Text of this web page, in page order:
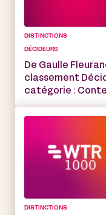
DISTINCTIONS
DÉCIDEURS
De Gaulle
classement
catégorie :
DISTINCTIONS